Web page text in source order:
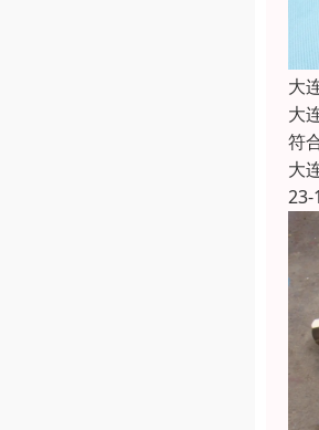
大
大
符
大
23-